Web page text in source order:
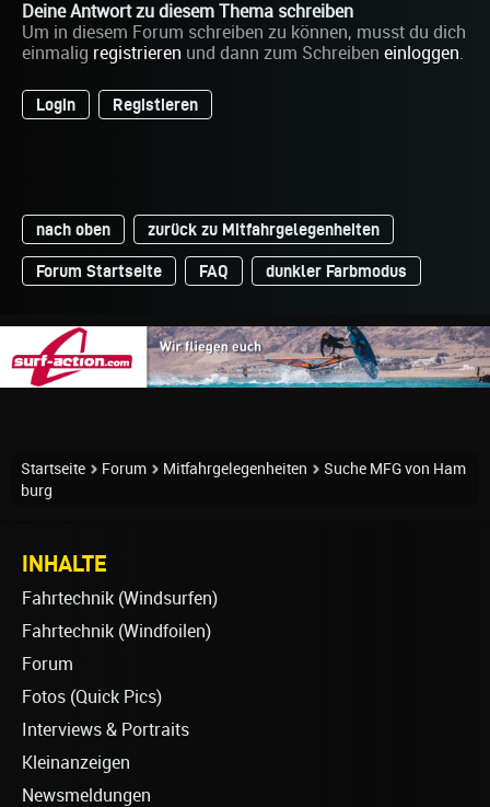
Deine Antwort zu diesem Thema schreiben
Um in diesem Forum schreiben zu können, musst du dich
einmalig registrieren und dann zum Schreiben einloggen.
Login Registieren
nach oben zurück zu Mitfahrgelegenheiten
Forum Startseite FAQ dunkler Farbmodus
Startseite Forum Mitfahrgelegenheiten
Suche MFG von Ham
burg
INHALTE
Fahrtechnik (Windsurfen)
Fahrtechnik (Windfoilen)
Forum
Fotos (Quick Pics)
Interviews & Portraits
Kleinanzeigen
Newsmeldungen